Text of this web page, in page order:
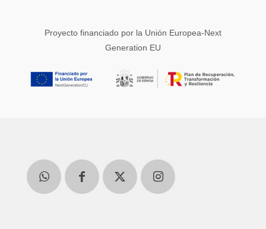
Proyecto financiado por la Unión Europea-Next
Generation EU